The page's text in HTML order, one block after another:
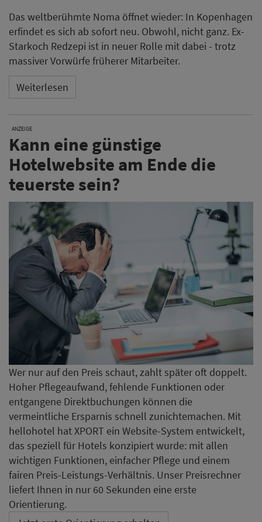
Das weltberühmte Noma öffnet wieder: In Kopenhagen
erfindet es sich ab sofort neu. Obwohl, nicht ganz. Ex-
Starkoch Redzepi ist in neuer Rolle mit dabei - trotz
massiver Vorwürfe früherer Mitarbeiter.
Weiterlesen
ANZEIGE
Kann eine günstige
Hotelwebsite am Ende die
teuerste sein?
Wer nur auf den Preis schaut, zahlt später oft doppelt.
Hoher Pflegeaufwand, fehlende Funktionen oder
entgangene Direktbuchungen können die
vermeintliche Ersparnis schnell zunichtemachen. Mit
hellohotel hat XPORT ein Website-System entwickelt,
das speziell für Hotels konzipiert wurde: mit allen
wichtigen Funktionen, einfacher Pflege und einem
fairen Preis-Leistungs-Verhältnis. Unser Preisrechner
liefert Ihnen in nur 60 Sekunden eine erste
Orientierung.